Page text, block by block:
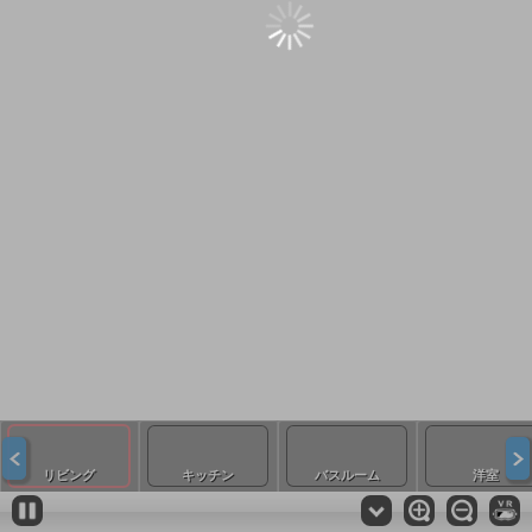
リビング キッチン バスルーム 洋室